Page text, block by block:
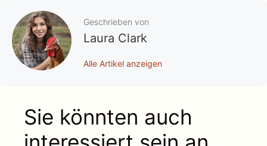
Geschrieben von
Laura Clark
Alle Artikel anzeigen
Sie könnten auch